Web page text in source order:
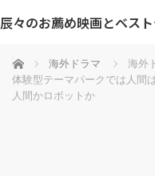
辰々のお薦め映画とベス
ホーム 海外ドラマ
海外
体験型テーマパークでは人間
人間かロボットか